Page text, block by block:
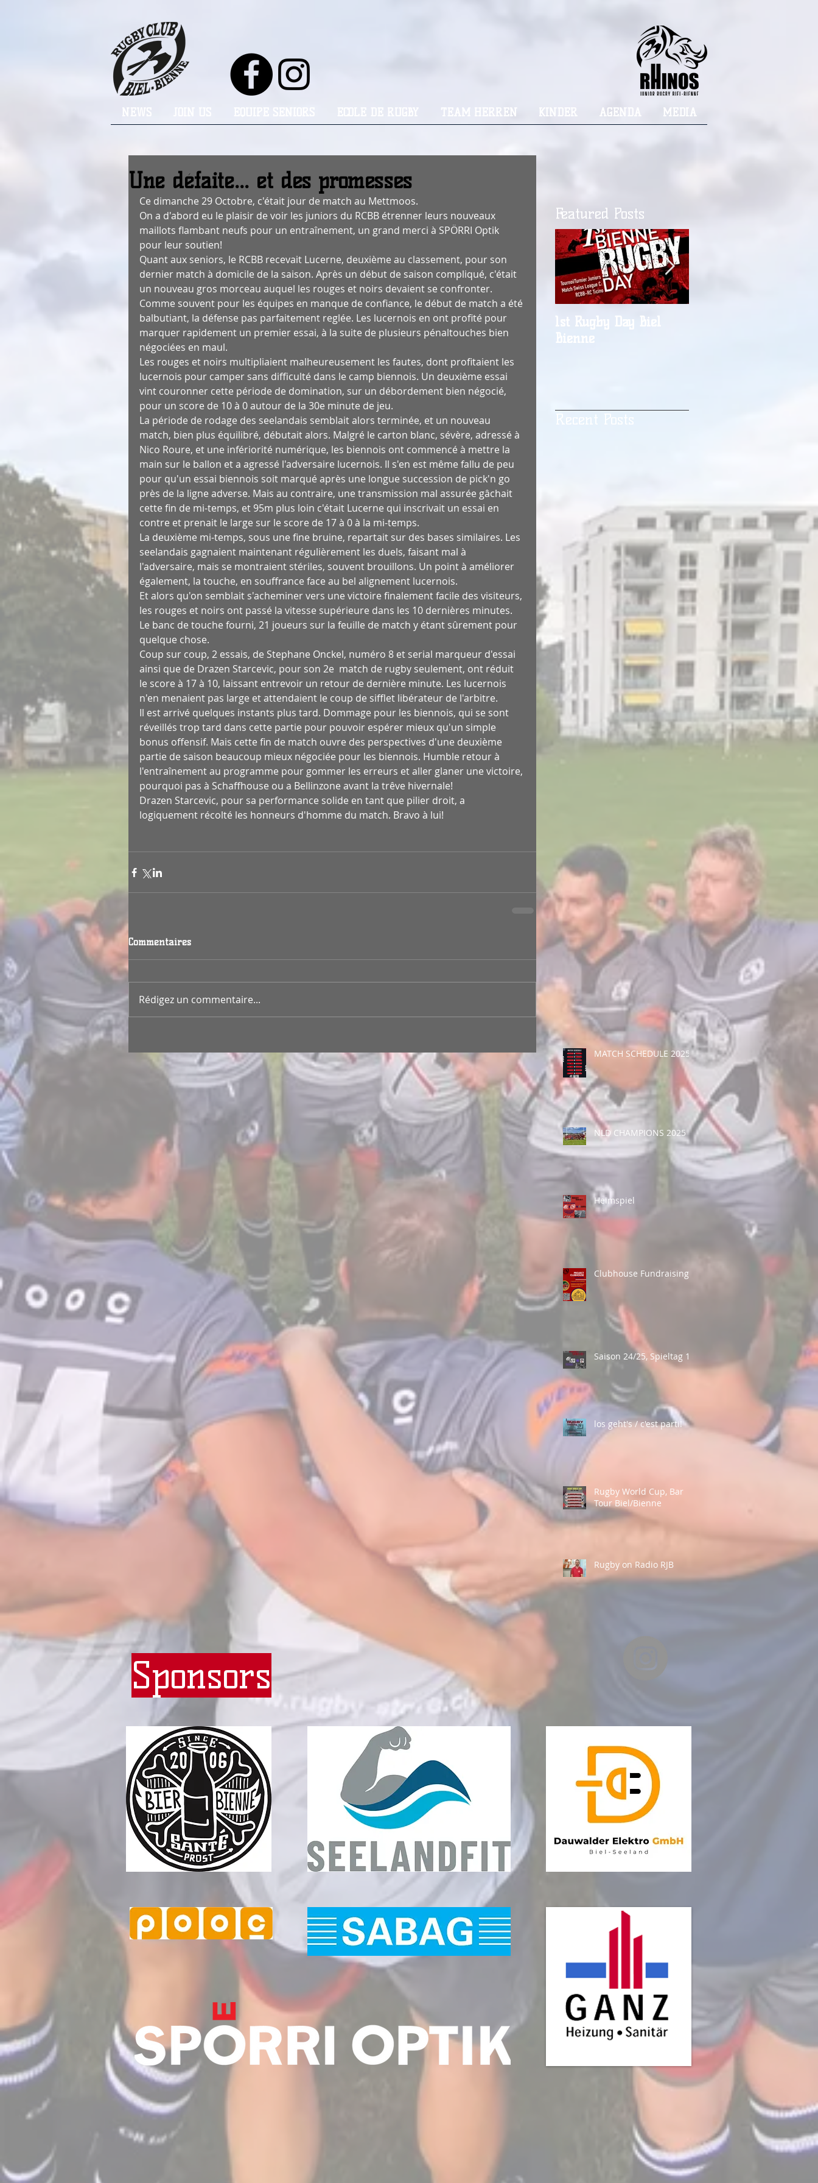
NEWS ECOLE DE RUGBY TEAM HERREN KINDER AGENDA MEDIA
Une défaite... et des promesses
Ce dimanche 29 Octobre, c'était jour de match au Mettmoos.
On a d'abord eu le plaisir de voir les juniors du RCBB étrenner leurs nouveaux
maillots flambant neufs pour un entraînement, un grand merci à SPÖRRI Optik
pour leur soutien!
Quant aux seniors, le RCBB recevait Lucerne, deuxième au classement, pour son
dernier match à domicile de la saison. Après un début de saison compliqué, c'était
un nouveau gros morceau auquel les rouges et noirs devaient se confronter.
Comme souvent pour les équipes en manque de confiance, le début de match a été
balbutiant, la défense pas parfaitement reglée. Les lucernois en ont profité pour
marquer rapidement un premier essai, à la suite de plusieurs pénaltouches bien
négociées en maul.
Les rouges et noirs multipliaient malheureusement les fautes, dont profitaient les
lucernois pour camper sans difficulté dans le camp biennois. Un deuxième essai
vint couronner cette période de domination, sur un débordement bien négocié,
pour un score de 10 à 0 autour de la 30e minute de jeu.
La période de rodage des seelandais semblait alors terminée, et un nouveau
match, bien plus équilibré, débutait alors. Malgré le carton blanc, sévère, adressé à
Nico Roure, et une infériorité numérique, les biennois ont commencé à mettre la
main sur le ballon et a agressé l'adversaire lucernois. Il s'en est même fallu de peu
pour qu'un essai biennois soit marqué après une longue succession de pick'n go
près de la ligne adverse. Mais au contraire, une transmission mal assurée gâchait
cette fin de mi-temps, et 95m plus loin c'était Lucerne qui inscrivait un essai en
contre et prenait le large sur le score de 17 à 0 à la mi-temps.
La deuxième mi-temps, sous une fine bruine, repartait sur des bases similaires. Les
seelandais gagnaient maintenant régulièrement les duels, faisant mal à
l'adversaire, mais se montraient stériles, souvent brouillons. Un point à améliorer
également, la touche, en souffrance face au bel alignement lucernois.
Et alors qu'on semblait s'acheminer vers une victoire finalement facile des visiteurs,
les rouges et noirs ont passé la vitesse supérieure dans les 10 dernières minutes.
Le banc de touche fourni, 21 joueurs sur la feuille de match y étant sûrement pour
quelque chose.
Coup sur coup, 2 essais, de Stephane Onckel, numéro 8 et serial marqueur d'essai
ainsi que de Drazen Starcevic, pour son 2e  match de rugby seulement, ont réduit
le score à 17 à 10, laissant entrevoir un retour de dernière minute. Les lucernois
n'en menaient pas large et attendaient le coup de sifflet libérateur de l'arbitre.
Il est arrivé quelques instants plus tard. Dommage pour les biennois, qui se sont
réveillés trop tard dans cette partie pour pouvoir espérer mieux qu'un simple
bonus offensif. Mais cette fin de match ouvre des perspectives d'une deuxième
partie de saison beaucoup mieux négociée pour les biennois. Humble retour à
l'entraînement au programme pour gommer les erreurs et aller glaner une victoire,
pourquoi pas à Schaffhouse ou a Bellinzone avant la trêve hivernale!
Drazen Starcevic, pour sa performance solide en tant que pilier droit, a
logiquement récolté les honneurs d'homme du match. Bravo à lui!
Commentaires
Rédigez un commentaire...
Featured Posts
1st Rugby Day Biel
Bienne
Recent Posts
MATCH SCHEDULE 2025
NLD CHAMPIONS 2025
Heimspiel
Clubhouse Fundraising
Saison 24/25, Spieltag 1
los geht's / c'est parti!
Rugby World Cup, Bar
Tour Biel/Bienne
Rugby on Radio RJB
Sponsors